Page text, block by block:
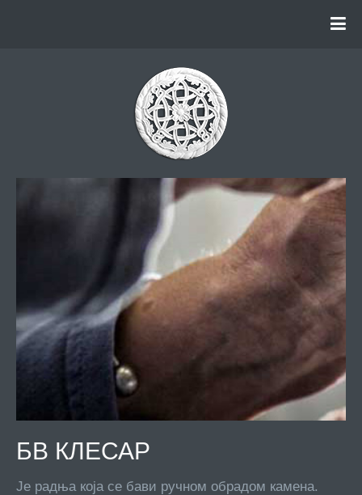
БВ КЛЕСАР
Је радња која се бави ручном обрадом камена.